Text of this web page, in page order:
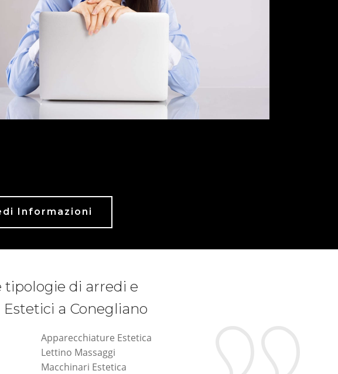
Informazioni
tipologie di arredi e
a Conegliano
Apparecchiature Estetica
Lettino Massaggi
Macchinari Estetica